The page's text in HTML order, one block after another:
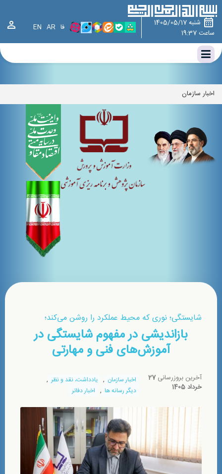
وزارت آموزش و پرورش ، سازمان پژوهش و برنامه ریزی آموزشی ، سازمان
پژوهش،چارت سازمانی سازمان پژوهش و برنامه‌ریزی آموزشی،اخبار سازمان
EN AR فا
شنبه 1405/05/17
ساعت 19:37
اخبار سازمان
شایستگی؛ نوری که محیط عملکرد را روشن می‌کند؛
بازاندیشی در مفهوم شایستگی در
آموزش‌های فنی و مهارتی
آخرین بروزرسانی 27
خرداد 1405
اخبار سازمان , یادداشت، نقد و نظر ,
دیگر رسانه ها , اخبار دفاتر